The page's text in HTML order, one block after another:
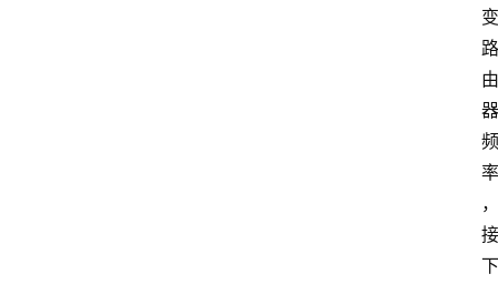
变
路
由
器
频
率
，
接
下